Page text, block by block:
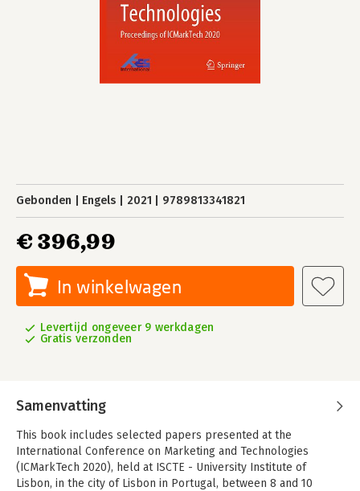
Gebonden Engels 2021 9789813341821
€ 396,99
In winkelwagen
Levertijd ongeveer 9 werkdagen
Gratis verzonden
Samenvatting
This book includes selected papers presented at the
International Conference on Marketing and Technologies
(ICMarkTech 2020), held at ISCTE - University Institute of
Lisbon, in the city of Lisbon in Portugal, between 8 and 10